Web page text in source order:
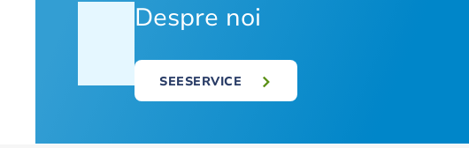
Despre noi
SEESERVICE